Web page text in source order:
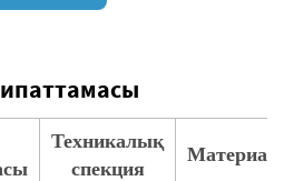
Техникалық
спекция
Материал